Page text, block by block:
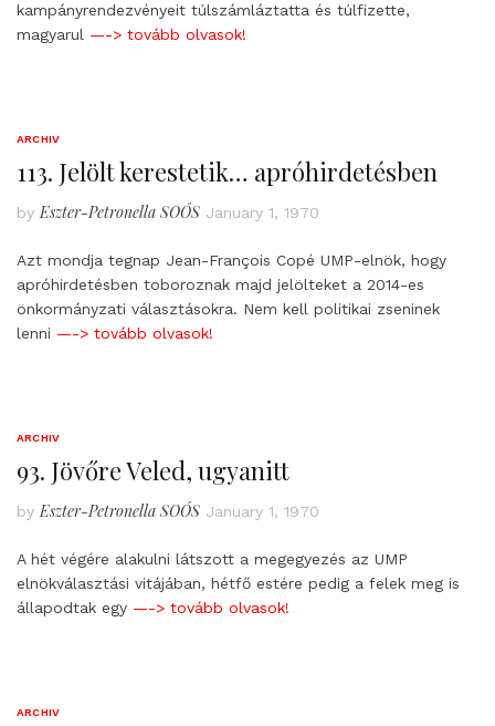
kampányrendezvényeit túlszámláztatta és túlfizette,
magyarul —-> tovább olvasok!
ARCHIV
113. Jelölt kerestetik… apróhirdetésben
by Eszter-Petronella SOÓS January 1, 1970
Azt mondja tegnap Jean-François Copé UMP-elnök, hogy
apróhirdetésben toboroznak majd jelölteket a 2014-es
önkormányzati választásokra. Nem kell politikai zseninek
lenni —-> tovább olvasok!
ARCHIV
93. Jövőre Veled, ugyanitt
by Eszter-Petronella SOÓS January 1, 1970
A hét végére alakulni látszott a megegyezés az UMP
elnökválasztási vitájában, hétfő estére pedig a felek meg is
állapodtak egy —-> tovább olvasok!
ARCHIV